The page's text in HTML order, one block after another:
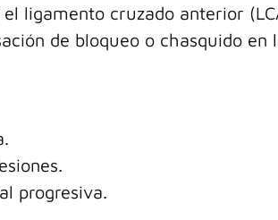
ligamento cruzado anterior
de bloqueo o chasquido
progresiva.